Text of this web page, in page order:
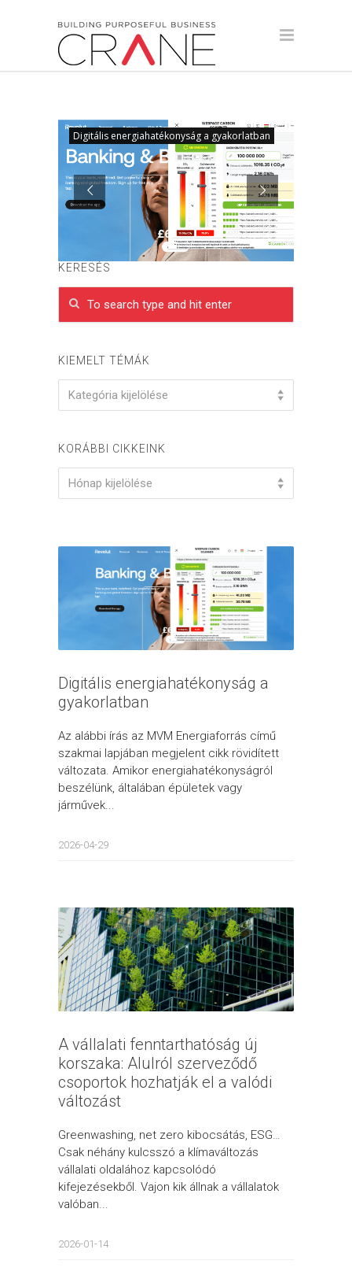
Digitális energiahatékonyság a gyakorlatban
KERESÉS
KIEMELT TÉMÁK
KIEMELT
TÉMÁK
Kategória kijelölése
KORÁBBI CIKKEINK
KORÁBBI
CIKKEINK
Hónap kijelölése
Digitális energiahatékonyság a
gyakorlatban
Az alábbi írás az MVM Energiaforrás című
szakmai lapjában megjelent cikk rövidített
változata. Amikor energiahatékonyságról
beszélünk, általában épületek vagy
járművek...
2026-04-29
A vállalati fenntarthatóság új
korszaka: Alulról szerveződő
csoportok hozhatják el a valódi
változást
Greenwashing, net zero kibocsátás, ESG…
Csak néhány kulcsszó a klímaváltozás
vállalati oldalához kapcsolódó
kifejezésekből. Vajon kik állnak a vállalatok
valóban...
2026-01-14